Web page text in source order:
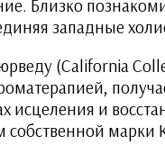
Близко
западные
(California
и
марки